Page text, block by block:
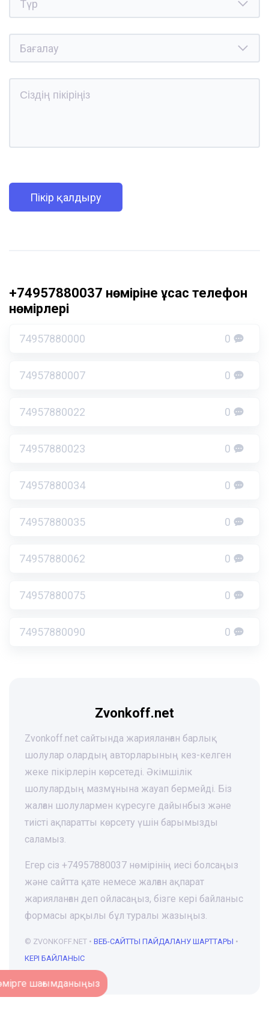
Пікір қалдыру
+74957880037 нөміріне ұқсас телефон
нөмірлері
74957880000 0
74957880007 0
74957880022 0
74957880023 0
74957880034 0
74957880035 0
74957880062 0
74957880075 0
74957880090 0
Zvonkoff.net
Zvonkoff.net сайтында жарияланған барлық
шолулар олардың авторларының кез-келген
жеке пікірлерін көрсетеді. Әкімшілік
шолулардың мазмұнына жауап бермейді. Біз
жалған шолулармен күресуге дайынбыз және
тиісті ақпаратты көрсету үшін барымызды
саламыз.
Егер сіз +74957880037 нөмірінің иесі болсаңыз
және сайтта қате немесе жалған ақпарат
жарияланған деп ойласаңыз, бізге кері байланыс
формасы арқылы бұл туралы жазыңыз.
© ZVONKOFF.NET • ВЕБ-CАЙТТЫ ПАЙДАЛАНУ ШАРТТАРЫ •
КЕРІ БАЙЛАНЫС
Нөмірге шағымданыңыз